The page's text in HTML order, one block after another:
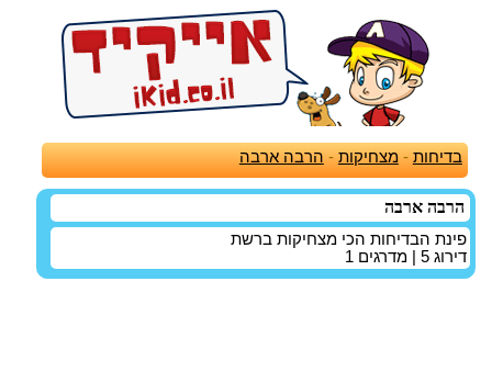
בדיחות -מצחיקות - הרבה ארבה
הרבה ארבה
פינת הבדיחות הכי מצחיקות ברשת
דירוג 5 | מדרגים 1